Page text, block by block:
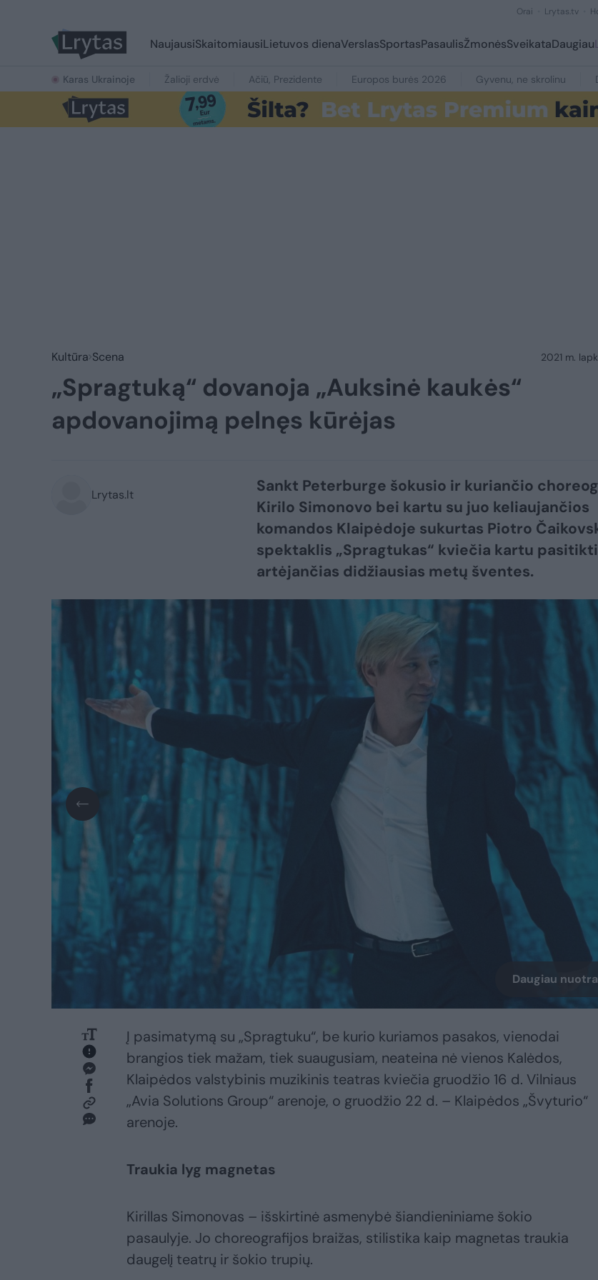
Orai Lrytas.tv
NaujausiSkaitomiausiLietuvos dienaVerslasSportasPasaulisŽmonėsSveikataDaugiau
Karas Ukrainoje Žalioji erdvė Ačiū, Prezidente Europos burės 2026 Gyvenu, ne skrolinu
Kultūra Scena 2021 m.
„Spragtuką“ dovanoja „Auksinė kaukės“
apdovanojimą pelnęs kūrėjas
Lrytas.lt
Sankt Peterburge šokusio ir kuriančio
Kirilo Simonovo bei kartu su juo keliaujančios
komandos Klaipėdoje sukurtas Piotro
spektaklis „Spragtukas“ kviečia kartu pasitikti
artėjančias didžiausias metų šventes.
Daugiau
Į pasimatymą su „Spragtuku“, be kurio kuriamos pasakos, vienodai
brangios tiek mažam, tiek suaugusiam, neateina nė vienos Kalėdos,
Klaipėdos valstybinis muzikinis teatras kviečia gruodžio 16 d. Vilniaus
„Avia Solutions Group“ arenoje, o gruodžio 22 d. – Klaipėdos „Švyturio“
arenoje.
Traukia lyg magnetas
Kirillas Simonovas – išskirtinė asmenybė šiandieniniame šokio
pasaulyje. Jo choreografijos braižas, stilistika kaip magnetas traukia
daugelį teatrų ir šokio trupių.